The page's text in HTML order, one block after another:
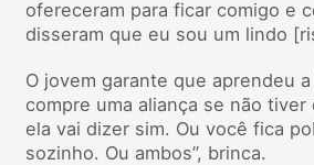
ofereceram para ficar comigo e
disseram que eu sou um lindo
O jovem garante que aprendeu a
compre uma aliança se não
ela vai dizer sim. Ou você fica
sozinho. Ou ambos”, brinca.